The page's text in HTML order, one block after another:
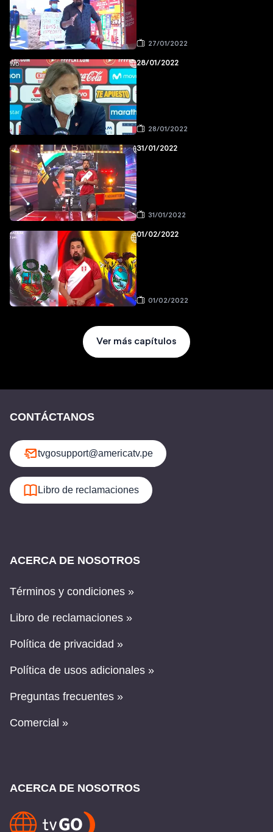
27/01/2022
28/01/2022
28/01/2022
31/01/2022
31/01/2022
01/02/2022
01/02/2022
Ver más capítulos
CONTÁCTANOS
tvgosupport@americatv.pe
Libro de reclamaciones
ACERCA DE NOSOTROS
Términos y condiciones »
Libro de reclamaciones »
Política de privacidad »
Política de usos adicionales »
Preguntas frecuentes »
Comercial »
ACERCA DE NOSOTROS